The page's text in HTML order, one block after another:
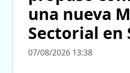
una nueva
Sectorial en
07/08/2026 13:38